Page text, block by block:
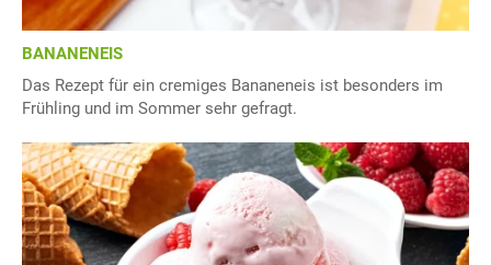
BANANENEIS
Das Rezept für ein cremiges Bananeneis ist besonders im
Frühling und im Sommer sehr gefragt.